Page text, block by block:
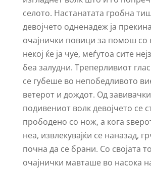
селото. Настанатата гробна
девојчето одненадеж ја
очајнички повици за помош со
некој ќе ја чуе, меѓутоа сите
беа залудни. Треперливиот
се губеше во непобедливото
ветерот и дождот. Од
подивениот волк девојчето се
прободено со нож, а кога
неа, извлекувајќи се наназад,
почна да се брани. Со својата
очајнички мавташе во насока